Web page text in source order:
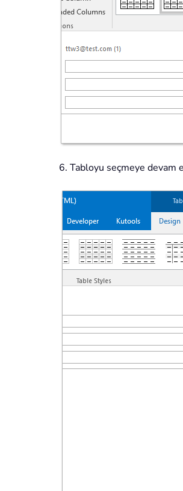
6. Tabloyu seçmeye devam